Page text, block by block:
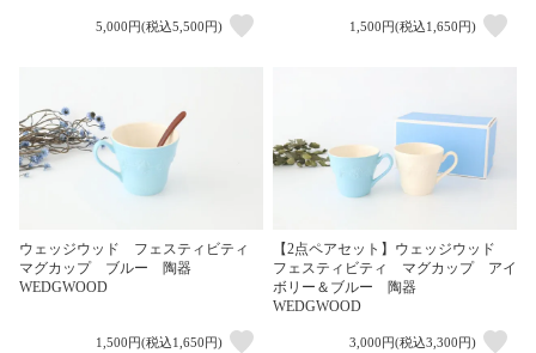
5,000円(税込5,500円) 1,500円(税込1,650円)
ウェッジウッド フェスティビティ
マグカップ ブルー 陶器
WEDGWOOD
1,500円(税込1,650円)
【2点ペアセット】ウェッジウッド
フェスティビティ マグカップ アイ
ボリー＆ブルー 陶器
WEDGWOOD
3,000円(税込3,300円)